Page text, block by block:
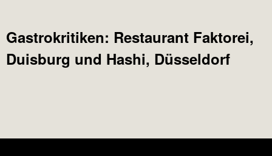
Gastrokritiken: Restaurant Faktorei,
Duisburg und Hashi, Düsseldorf